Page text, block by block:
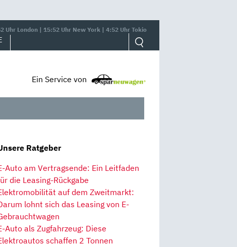
London | 15:52 Uhr New York | 4:52 Uhr Tokio
Ein Service von
Ratgeber
Auto am Vertragsende: Ein Leitfaden
die Leasing-Rückgabe
auf dem Zweitmarkt:
lohnt sich das Leasing von E-
Auto als Zugfahrzeug: Diese
schaffen 2 Tonnen